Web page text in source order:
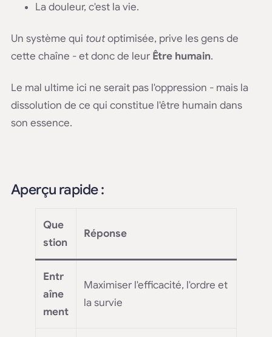
La douleur, c'est la vie.
Un système qui toutoptimisée, prive les gens de
cette chaîne - et donc de leur Être humain.
Le mal ultime ici ne serait pas l'oppression - mais la
dissolution de ce qui constitue l'être humain dans
son essence.
Aperçu rapide :
Que
stion
Réponse
Entr
aîne
ment
Maximiser l'efficacité, l'ordre et
la survie